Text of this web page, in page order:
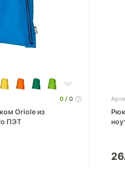
0 0
Oriole из
ПЭТ